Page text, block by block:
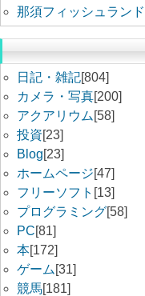
那須フィッシュラン
日記・雑記[804]
カメラ・写真[200]
アクアリウム [58]
投資[23]
Blog[23]
ホームページ[47]
フリーソフト [13]
プログラミング[58]
PC[81]
本[172]
ゲーム [31]
競馬[181]